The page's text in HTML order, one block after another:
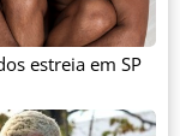
estreia em SP